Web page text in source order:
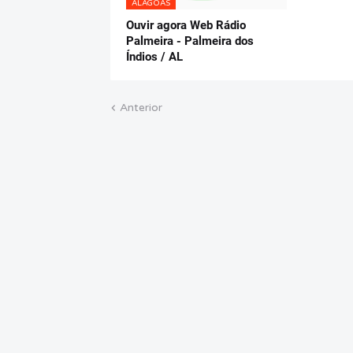
ALAGOAS
Ouvir agora Web Rádio
Palmeira - Palmeira dos
Índios / AL
Anterior